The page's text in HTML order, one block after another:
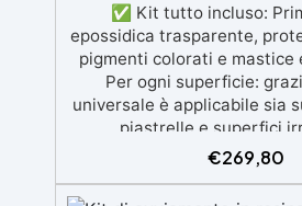
✅ Kit tutto incluso:
epossidica trasparente,
pigmenti colorati e mastice
Per ogni superficie:
universale è applicabile sia
piastrelle e superfici
danneggiate. ✅ Facile da
Guida completa inclusa, 3
€269,80